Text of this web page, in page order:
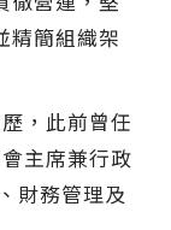
精簡組織架
，此前曾任
主席兼行政
財務管理及